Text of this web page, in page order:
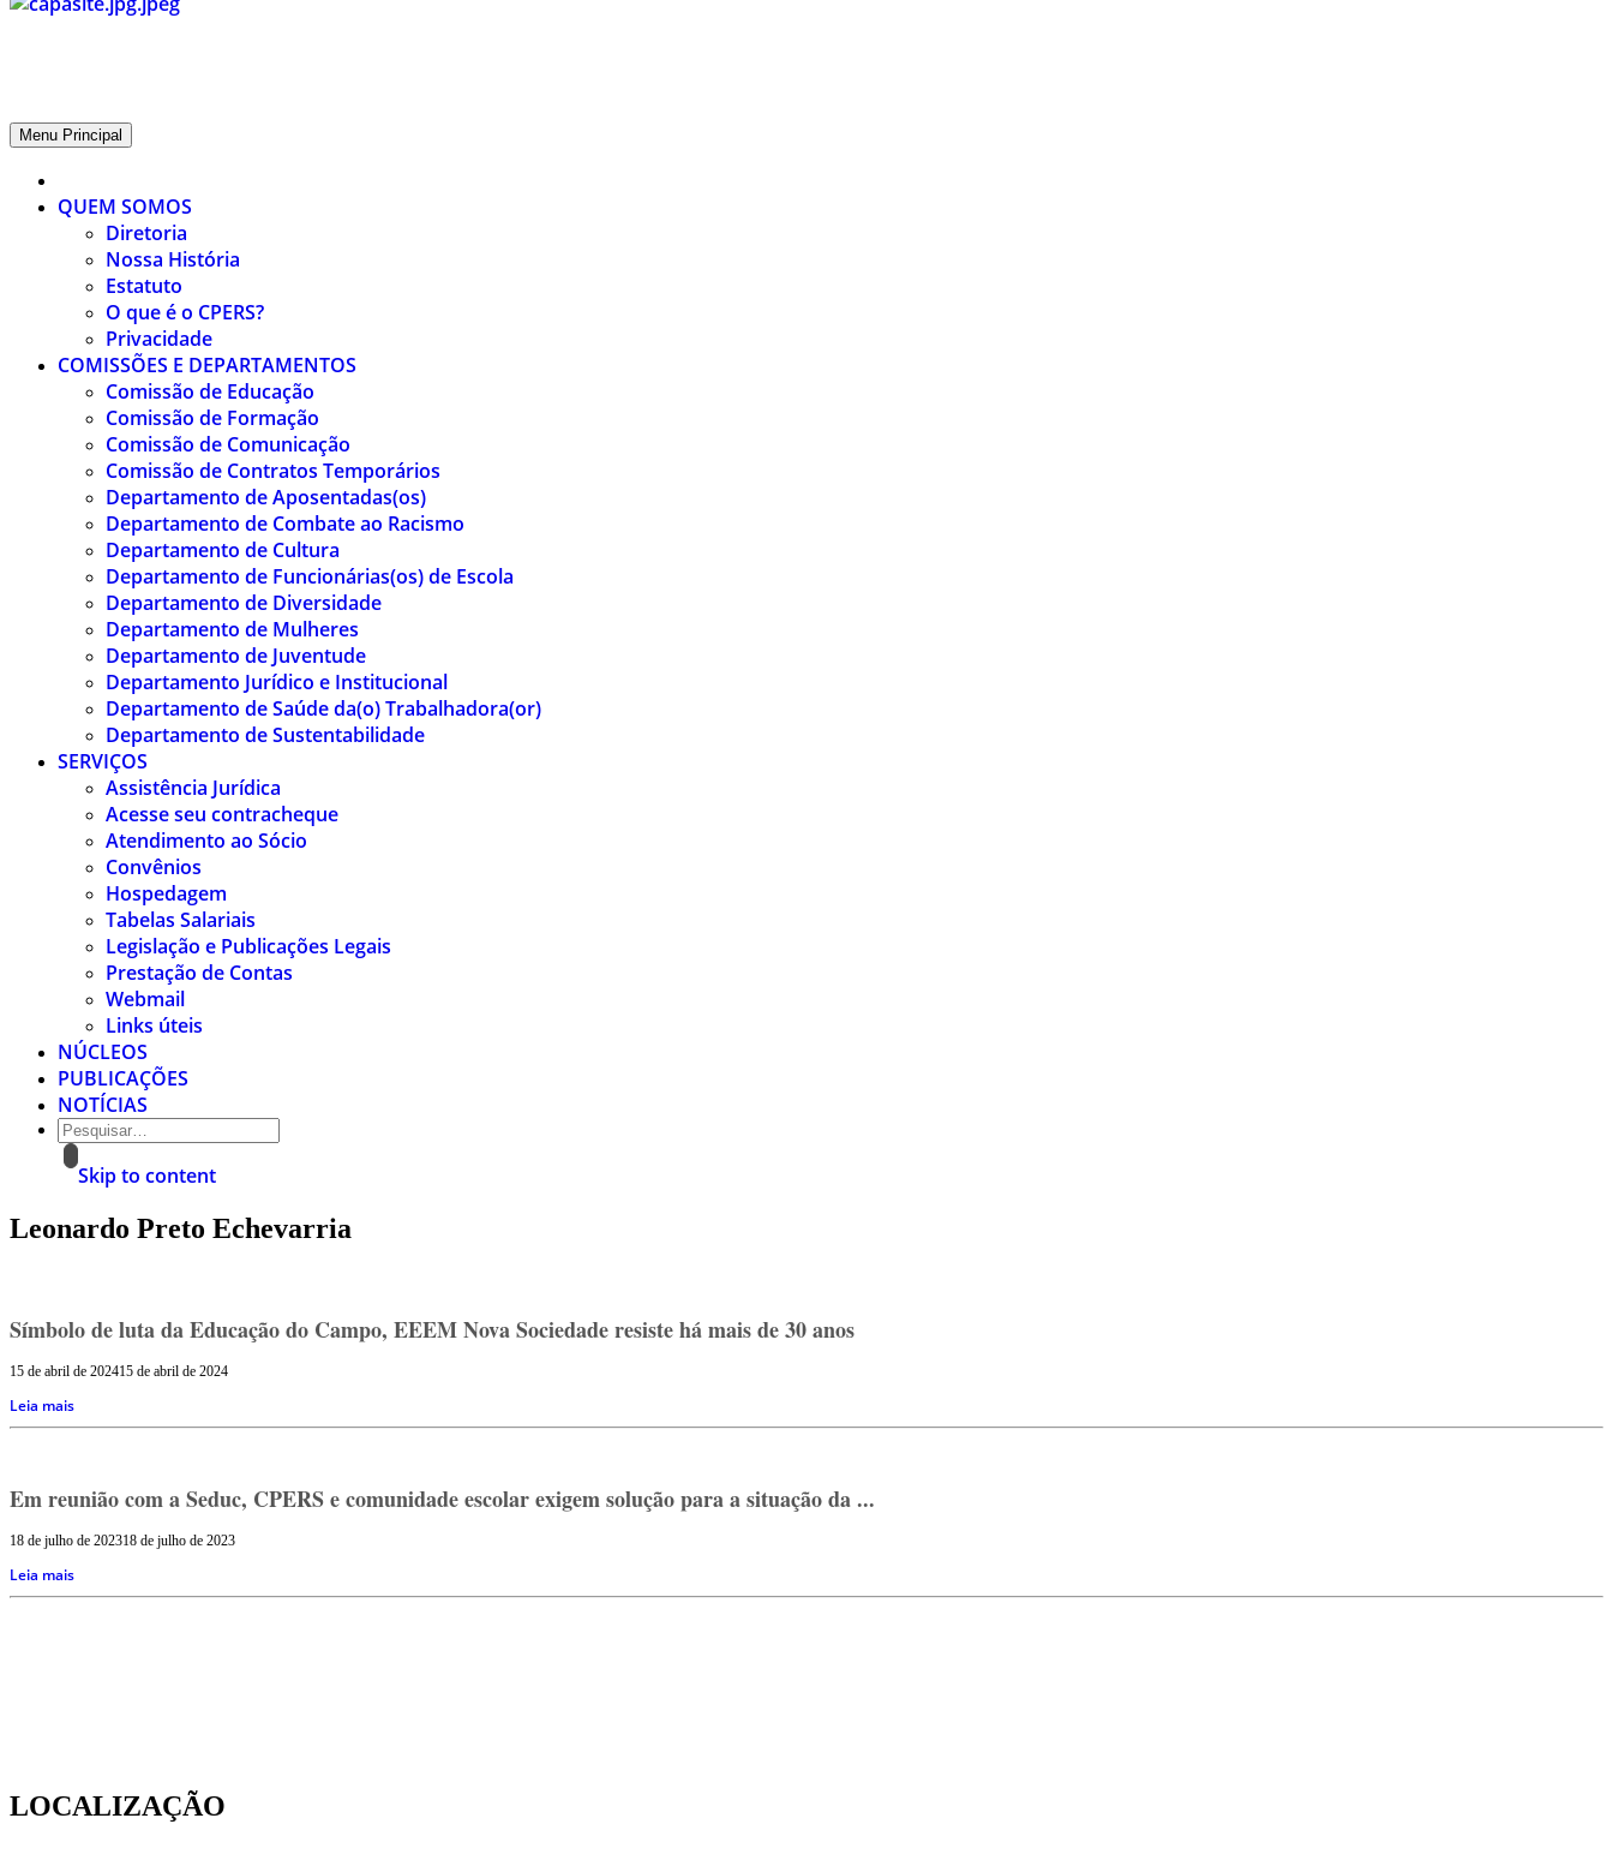
CPERS – Sindicato
CPERS – Sindicato dos Professores e Funcionários de escola do Estado do Rio Grande do Sul
Menu Principal
QUEM SOMOS
Diretoria
Nossa História
Estatuto
O que é o CPERS?
Privacidade
COMISSÕES E DEPARTAMENTOS
Comissão de Educação
Comissão de Formação
Comissão de Comunicação
Comissão de Contratos Temporários
Departamento de Aposentadas(os)
Departamento de Combate ao Racismo
Departamento de Cultura
Departamento de Funcionárias(os) de Escola
Departamento de Diversidade
Departamento de Mulheres
Departamento de Juventude
Departamento Jurídico e Institucional
Departamento de Saúde da(o) Trabalhadora(or)
Departamento de Sustentabilidade
SERVIÇOS
Assistência Jurídica
Acesse seu contracheque
Atendimento ao Sócio
Convênios
Hospedagem
Tabelas Salariais
Legislação e Publicações Legais
Prestação de Contas
Webmail
Links úteis
NÚCLEOS
PUBLICAÇÕES
NOTÍCIAS
Skip to content
Leonardo Preto Echevarria
Símbolo de luta da Educação do Campo, EEEM Nova Sociedade resiste há mais de 30 anos
15 de abril de 202415 de abril de 2024
Leia mais
Em reunião com a Seduc, CPERS e comunidade escolar exigem solução para a situação da ...
18 de julho de 202318 de julho de 2023
Leia mais
LOCALIZAÇÃO